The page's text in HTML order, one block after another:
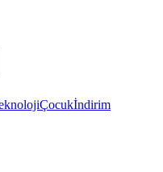
Çocukİndirim